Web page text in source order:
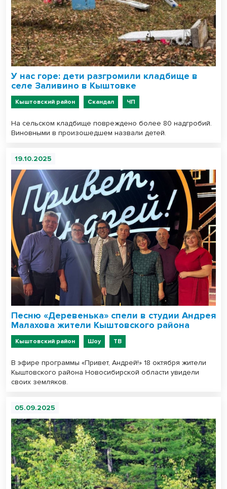
У нас горе: дети разгромили кладбище в
селе Заливино в Кыштовке
Кыштовский район Скандал ЧП
На сельском кладбище повреждено более 80 надгробий.
Виновными в произошедшем назвали детей.
19.10.2025
Песню «Деревенька» спели в студии Андрея
Малахова жители Кыштовского района
Кыштовский район Шоу ТВ
В эфире программы «Привет, Андрей!» 18 октября жители
Кыштовского района Новосибирской области увидели
своих земляков.
05.09.2025